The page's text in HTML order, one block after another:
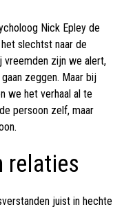
Nick Epley de
slechtst naar de
vreemden zijn we alert,
zeggen. Maar bij
we het verhaal al te
persoon zelf, maar
relaties
juist in hechte